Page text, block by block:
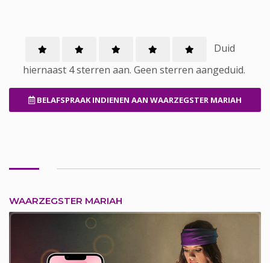
Duid
hiernaast 4 sterren aan. Geen sterren aangeduid.
BELAFSPRAAK INDIENEN AAN WAARZEGSTER MARIAH
WAARZEGSTER MARIAH